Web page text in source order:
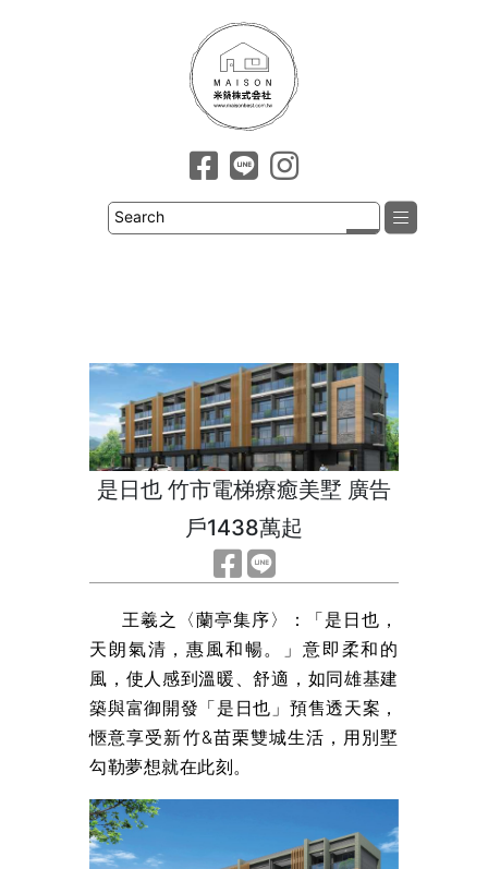
是日也 竹市電梯療癒美墅 廣告
戶1438萬起
王羲之〈蘭亭集序〉：「是日也，
天朗氣清，惠風和暢。」意即柔和的
風，使人感到溫暖、舒適，如同雄基建
築與富御開發「是日也」預售透天案，
愜意享受新竹&苗栗雙城生活，用別墅
勾勒夢想就在此刻。